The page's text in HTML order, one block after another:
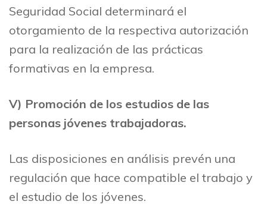
Seguridad Social determinará el
otorgamiento de la respectiva autorización
para la realización de las prácticas
formativas en la empresa.
V) Promoción de los estudios de las
personas jóvenes trabajadoras.
Las disposiciones en análisis prevén una
regulación que hace compatible el trabajo y
el estudio de los jóvenes.